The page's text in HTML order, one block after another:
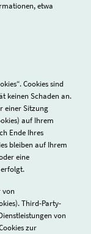
etwa
Cookies sind
keinen Schaden an.
einer Sitzung
auf Ihrem
Ende Ihres
bleiben auf Ihrem
eine
von
Third-Party-
von
zur